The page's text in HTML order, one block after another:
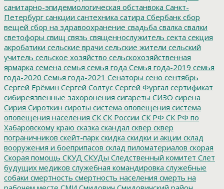
санитарно-эпидемиологическая обстанвока Санкт-
Петербург санкции сантехника сатира Сбербанк сбор
вещей сбор на здравоохранение свадьба свалка свалки
светофоры свищ связь священнослужитель секта секция
акробатики сельские врачи сельские жители сельский
учитель сельское хозяйство сельскохозяйственная
ярмарка семена семья семья года Семья года-2019 семья
года-2020 Семья года-2021 Сенаторы сено сентябрь
Сергей Ерёмин Сергей Солтус Сергей Фургал сертификат
сибиреязвенные захоронения сигареты СИЗО сирена
Сирия Сироткин сироты система оповещения система
оповещения населения СК СК России СК РФ СК РФ по
Хабаровскому краю сказка скандал сквер сквер
пограничников скейт-парк скидка скидки и акции склад
вооружения и боеприпасов склад пиломатериалов скорая
Скорая помощь СКУД СКУДы Следственный комитет Слет
будущих медиков служебная командировка служебные
собаки смертность смертность населения смерть на